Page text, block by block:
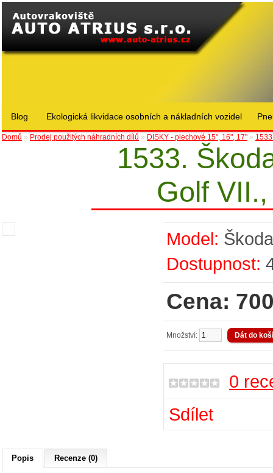
Blog Ekologická likvidace osobních a nákladních vozidel
Domů » Prodej použitých náhradních dílů » DISKY - plechové 15", 16", 17" »
1533.
Golf
Model: Škoda
Dostupnost:
Cena:
Množství:
0
Sdílet
Popis Recenze (0)